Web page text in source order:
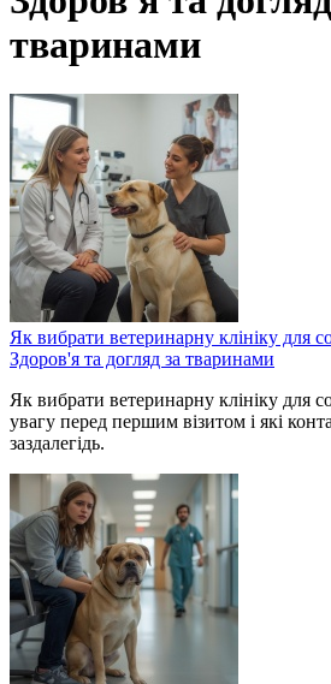
тваринами
Як вибрати ветеринарну клініку для
Здоров'я та догляд за тваринами
Як вибрати ветеринарну клініку для
увагу перед першим візитом і які
заздалегідь.